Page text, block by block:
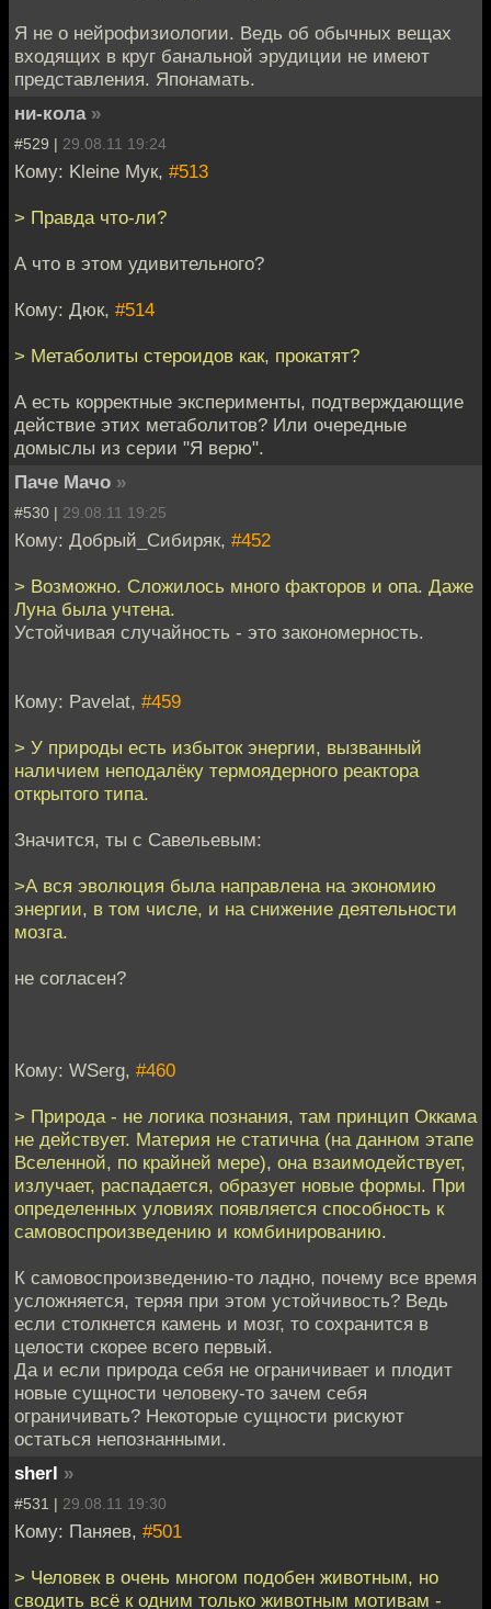
Я не о нейрофизиологии. Ведь об обычных вещах
входящих в круг банальной эрудиции не имеют
представления. Японамать.
ни-кола »
#529 | 29.08.11 19:24
Кому: Kleine Мук, #513
> Правда что-ли?
А что в этом удивительного?
Кому: Дюк, #514
> Метаболиты стероидов как, прокатят?
А есть корректные эксперименты, подтверждающие
действие этих метаболитов? Или очередные
домыслы из серии "Я верю".
Паче Мачо »
#530 | 29.08.11 19:25
Кому: Добрый_Сибиряк, #452
> Возможно. Сложилось много факторов и опа. Даже
Луна была учтена.
Устойчивая случайность - это закономерность.
Кому: Pavelat, #459
> У природы есть избыток энергии, вызванный
наличием неподалёку термоядерного реактора
открытого типа.
Значится, ты с Савельевым:
>А вся эволюция была направлена на экономию
энергии, в том числе, и на снижение деятельности
мозга.
не согласен?
Кому: WSerg, #460
> Природа - не логика познания, там принцип Оккама
не действует. Материя не статична (на данном этапе
Вселенной, по крайней мере), она взаимодействует,
излучает, распадается, образует новые формы. При
определенных уловиях появляется способность к
самовоспроизведению и комбинированию.
К самовоспроизведению-то ладно, почему все время
усложняется, теряя при этом устойчивость? Ведь
если столкнется камень и мозг, то сохранится в
целости скорее всего первый.
Да и если природа себя не ограничивает и плодит
новые сущности человеку-то зачем себя
ограничивать? Некоторые сущности рискуют
остаться непознанными.
sherl »
#531 | 29.08.11 19:30
Кому: Паняев, #501
> Человек в очень многом подобен животным, но
сводить всё к одним только животным мотивам -